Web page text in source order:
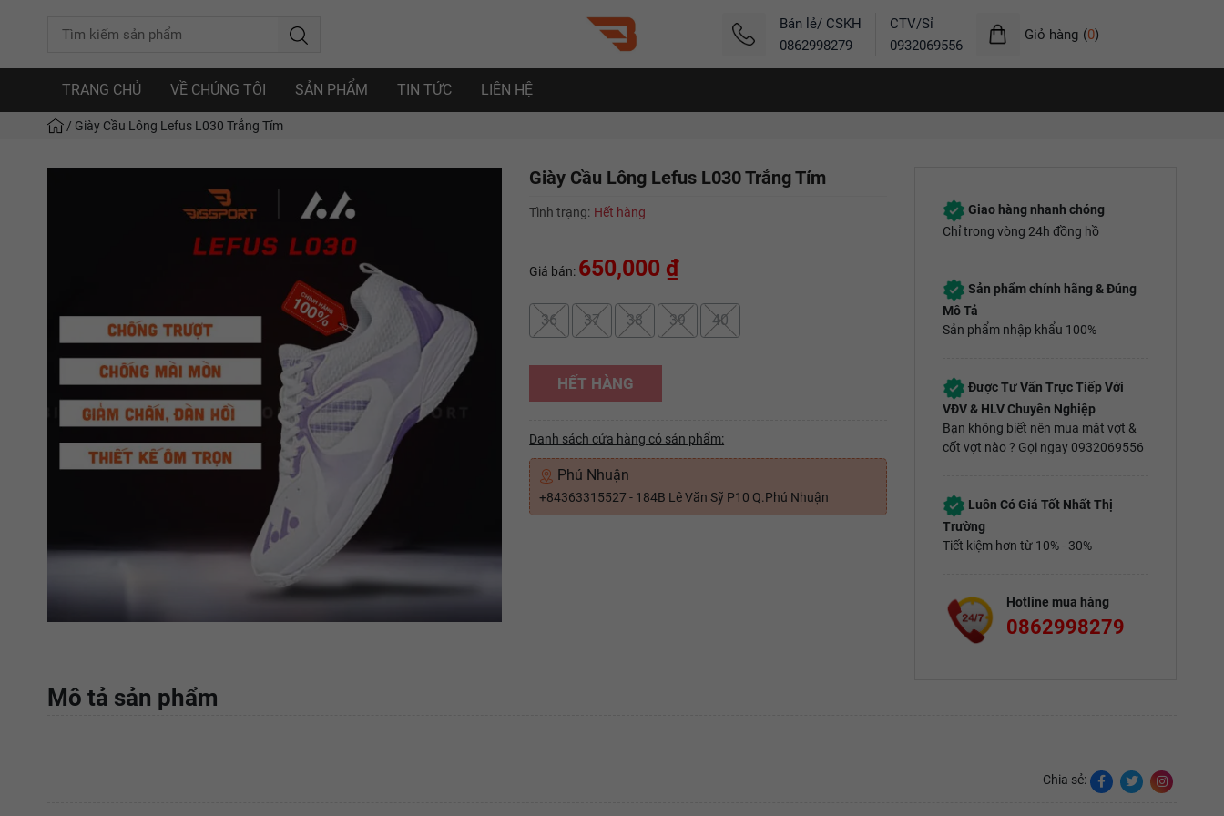
Bán lẻ/ CSKH
0862998279
CTV/Sỉ
0932069556
Giỏ hàng (0)
TRANG CHỦ VỀ CHÚNG TÔI SẢN PHẨM TIN TỨC LIÊN HỆ
/ Giày Cầu Lông Lefus L030 Trắng Tím
Giày Cầu Lông Lefus L030 Trắng Tím
Tình trạng: Hết hàng
Giá bán: 650,000 ₫
36 37 38 39 40
HẾT HÀNG
Danh sách cửa hàng có sản phẩm:
Phú Nhuận
+84363315527 - 184B Lê Văn Sỹ P10 Q.Phú Nhuận
Giao hàng nhanh chóng
Chỉ trong vòng 24h đồng hồ
Sản phẩm chính hãng & Đúng
Mô Tả
Sản phẩm nhập khẩu 100%
Được Tư Vấn Trực Tiếp Với
VĐV & HLV Chuyên Nghiệp
Bạn không biết nên mua mặt vợt &
cốt vợt nào ? Gọi ngay 0932069556
Luôn Có Giá Tốt Nhất Thị
Trường
Tiết kiệm hơn từ 10% - 30%
Hotline mua hàng
0862998279
Mô tả sản phẩm
Chia sẻ: